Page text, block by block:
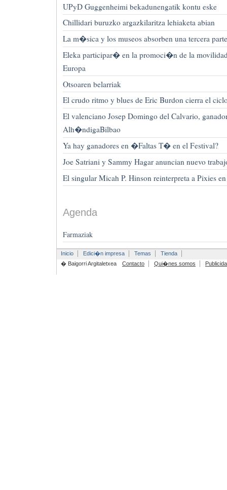
UPyD Guggenheimi bekadunengatik kontu eske
Chillidari buruzko argazkilaritza lehiaketa abian
La m�sica y los museos absorben una tercera
Eleka participar� en la promoci�n de la movilidad
Europa
Otsoaren belarriak
El crudo ritmo y blues de Eric Burdon cierra el
El valenciano Josep Domingo del Calvario,
Alh�ndigaBilbao
Ya hay ganadores en �Faltas T� en el Festival?
Joe Satriani y Sammy Hagar anuncian nuevo
El singular Micah P. Hinson reinterpreta a Pixies
Agenda
Farmaziak
Inicio Edici�n impresa Temas
Tienda
� Baigorri Argitaletxea
Contacto Qui�nes somos